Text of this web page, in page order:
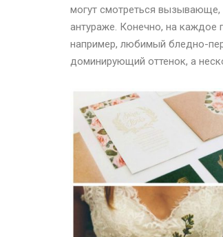
могут смотреться
антураже. Конечно, на каждое
например, любимый бледно-
доминирующий оттенок, а